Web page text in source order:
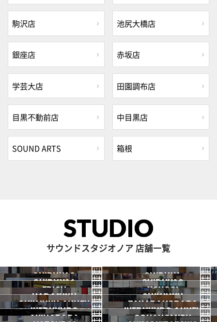
駒沢店 池尻大橋店
銀座店 赤坂店
学芸大店 田園調布店
目黒不動前店 中目黒店
SOUND ARTS 箱根
STUDIO
サウンドスタジオノア 店舗一覧
SHIBUYA3
渋谷3号
2026.07 OPEN
SHIBUYA
渋谷本店
SHIBUYA1
渋谷1号
SHIBUYA2
渋谷2号
EBISU
恵比寿
YOYOGI
代々木
HARAJUKU
原宿
SHINJUKU
新宿
SHINJUKU ANNEX
新宿ANNEX
TAKADANOBABA
高田馬場
IKEBUKURO IKEBUKURO ANNEX
AKIHABARA OCHANOMIZU